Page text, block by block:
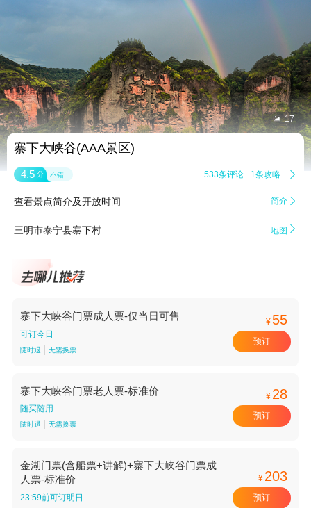
 17
寨下大峡谷(AAA景区)
4.5 分 不错 533条评论 1条攻略 
查看景点简介及开放时间 简介 
三明市泰宁县寨下村 地图 
寨下大峡谷门票成人票-仅当日可售
可订今日
随时退 无需换票
¥ 55
预订
寨下大峡谷门票老人票-标准价
随买随用
随时退 无需换票
¥ 28
预订
金湖门票(含船票+讲解)+寨下大峡谷门票成
人票-标准价
23:59前可订明日
¥ 203
预订
